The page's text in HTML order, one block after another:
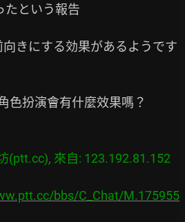
たという報告
向きにする効果があるようです
色扮演會有什麼效果嗎？
(ptt.cc), 來自: 123.192.81.152
bbs/C_Chat/M.175955